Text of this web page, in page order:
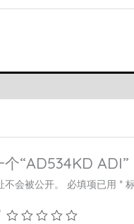
个“AD534KD ADI”
会被公开。 必填项已用 *